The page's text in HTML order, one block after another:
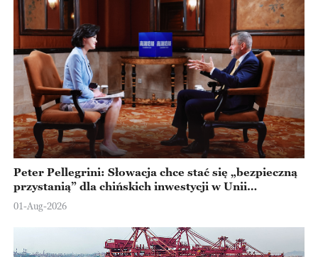
Peter Pellegrini: Słowacja chce stać się „bezpieczną
przystanią” dla chińskich inwestycji w Unii
Europejskiej
01-Aug-2026